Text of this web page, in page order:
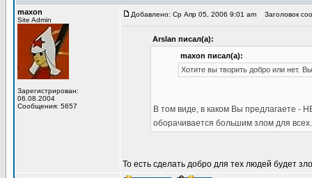
maxon
Site Admin
Зарегистрирован:
06.08.2004
Сообщения: 5657
Добавлено: Ср Апр 05, 2006 9:01 am Заголовок
Arslan писал(а):
maxon писал(а):
Хотите вы творить добро или нет.
В том виде, в каком Вы предлагаете -
оборачивается большим злом для
То есть сделать добро для тех людей будет